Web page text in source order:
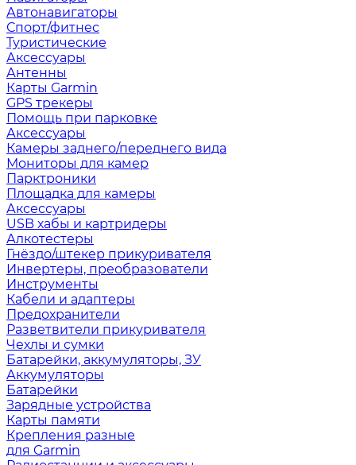
Автонавигаторы
Спорт/фитнес
Туристические
Аксессуары
Антенны
Карты Garmin
GPS трекеры
Помощь при парковке
Аксессуары
Камеры заднего/переднего вида
Мониторы для камер
Парктроники
Площадка для камеры
Аксессуары
USB хабы и картридеры
Алкотестеры
Гнёздо/штекер прикуривателя
Инвертеры, преобразователи
Инструменты
Кабели и адаптеры
Предохранители
Разветвители прикуривателя
Чехлы и сумки
Батарейки, аккумуляторы, ЗУ
Аккумуляторы
Батарейки
Зарядные устройства
Карты памяти
Крепления разные
для Garmin